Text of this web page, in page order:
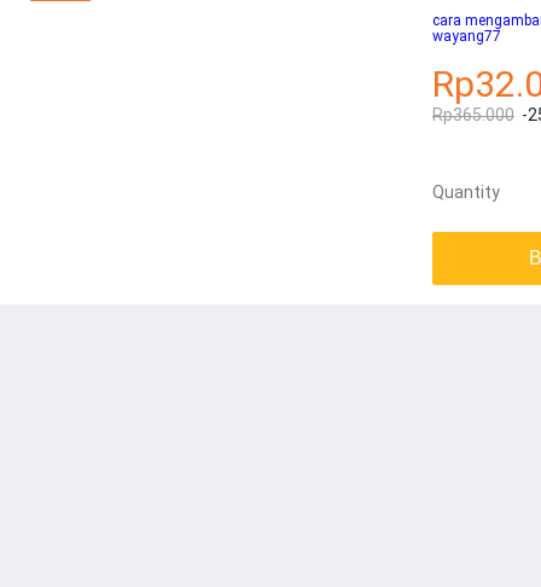
cara
wayang77
Rp365.000 -
Quantity